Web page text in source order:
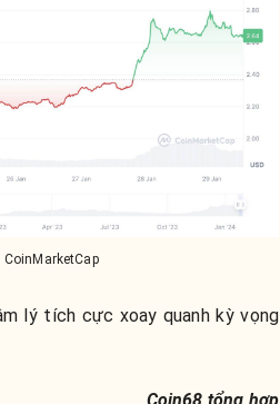
lý tích cực xoay quanh kỳ vọng